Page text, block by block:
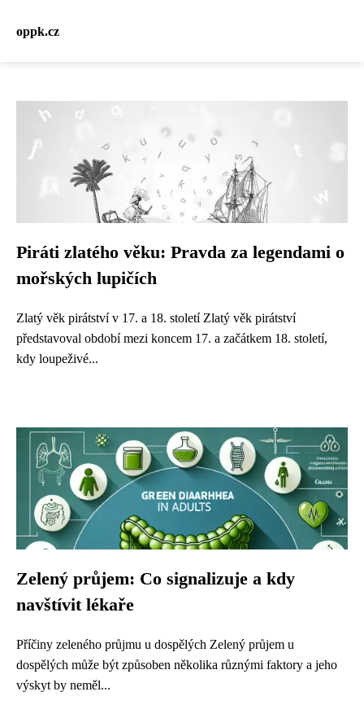
oppk.cz
Piráti zlatého věku: Pravda za legendami o
mořských lupičích
Zlatý věk pirátství v 17. a 18. století Zlatý věk pirátství
představoval období mezi koncem 17. a začátkem 18. století,
kdy loupeživé...
Zelený průjem: Co signalizuje a kdy
navštívit lékaře
Příčiny zeleného průjmu u dospělých Zelený průjem u
dospělých může být způsoben několika různými faktory a jeho
výskyt by neměl...